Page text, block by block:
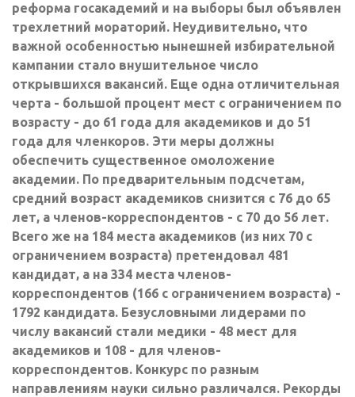
реформа госакадемий и на выборы был объявлен
трехлетний мораторий. Неудивительно, что
важной особенностью нынешней избирательной
кампании стало внушительное число
открывшихся вакансий. Еще одна отличительная
черта - большой процент мест с ограничением по
возрасту - до 61 года для академиков и до 51
года для членкоров. Эти меры должны
обеспечить существенное омоложение
академии. По предварительным подсчетам,
средний возраст академиков снизится с 76 до 65
лет, а членов-корреспондентов - с 70 до 56 лет.
Всего же на 184 места академиков (из них 70 с
ограничением возраста) претендовал 481
кандидат, а на 334 места членов-
корреспондентов (166 с ограничением возраста) -
1792 кандидата. Безусловными лидерами по
числу вакансий стали медики - 48 мест для
академиков и 108 - для членов-
корреспондентов. Конкурс по разным
направлениям науки сильно различался. Рекорды